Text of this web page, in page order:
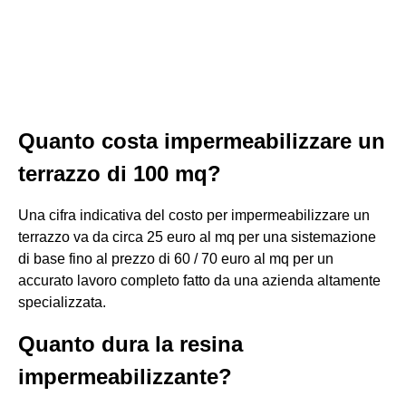
Quanto costa impermeabilizzare un
terrazzo di 100 mq?
Una cifra indicativa del costo per impermeabilizzare un
terrazzo va da circa 25 euro al mq per una sistemazione
di base fino al prezzo di 60 / 70 euro al mq per un
accurato lavoro completo fatto da una azienda altamente
specializzata.
Quanto dura la resina
impermeabilizzante?